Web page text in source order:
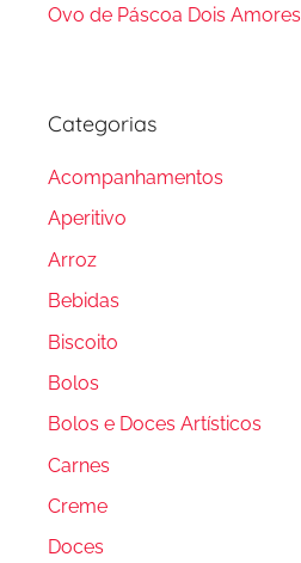
Ovo de Páscoa Dois Amores
Categorias
Acompanhamentos
Aperitivo
Arroz
Bebidas
Biscoito
Bolos
Bolos e Doces Artísticos
Carnes
Creme
Doces